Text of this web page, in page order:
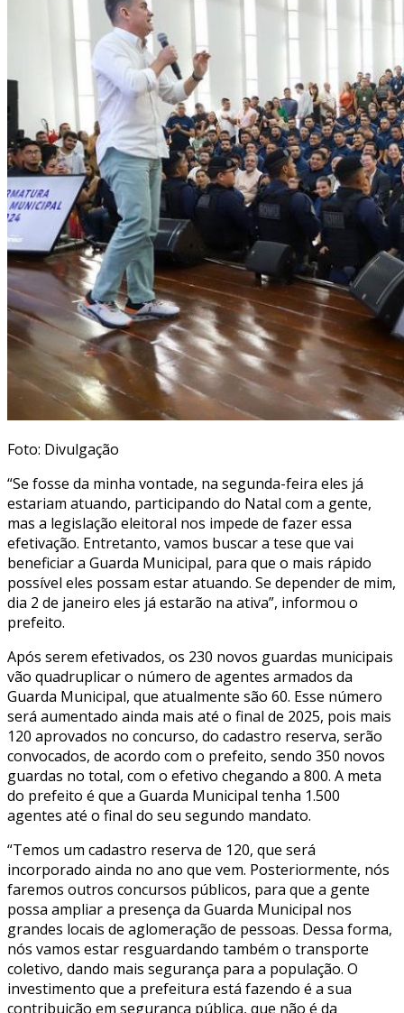
Foto: Divulgação
“Se fosse da minha vontade, na segunda-feira eles já
estariam atuando, participando do Natal com a gente,
mas a legislação eleitoral nos impede de fazer essa
efetivação. Entretanto, vamos buscar a tese que vai
beneficiar a Guarda Municipal, para que o mais rápido
possível eles possam estar atuando. Se depender de mim,
dia 2 de janeiro eles já estarão na ativa”, informou o
prefeito.
Após serem efetivados, os 230 novos guardas municipais
vão quadruplicar o número de agentes armados da
Guarda Municipal, que atualmente são 60. Esse número
será aumentado ainda mais até o final de 2025, pois mais
120 aprovados no concurso, do cadastro reserva, serão
convocados, de acordo com o prefeito, sendo 350 novos
guardas no total, com o efetivo chegando a 800. A meta
do prefeito é que a Guarda Municipal tenha 1.500
agentes até o final do seu segundo mandato.
“Temos um cadastro reserva de 120, que será
incorporado ainda no ano que vem. Posteriormente, nós
faremos outros concursos públicos, para que a gente
possa ampliar a presença da Guarda Municipal nos
grandes locais de aglomeração de pessoas. Dessa forma,
nós vamos estar resguardando também o transporte
coletivo, dando mais segurança para a população. O
investimento que a prefeitura está fazendo é a sua
contribuição em segurança pública, que não é da